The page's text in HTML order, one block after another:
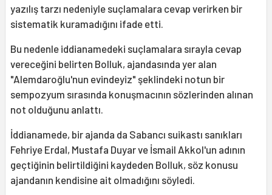
yazılış tarzı nedeniyle suçlamalara cevap verirken bir
sistematik kuramadığını ifade etti.
Bu nedenle iddianamedeki suçlamalara sırayla cevap
vereceğini belirten Bolluk, ajandasında yer alan
"Alemdaroğlu'nun evindeyiz" şeklindeki notun bir
sempozyum sırasında konuşmacının sözlerinden alınan
not olduğunu anlattı.
İddianamede, bir ajanda da Sabancı suikastı sanıkları
Fehriye Erdal, Mustafa Duyar ve İsmail Akkol'un adının
geçtiğinin belirtildiğini kaydeden Bolluk, söz konusu
ajandanın kendisine ait olmadığını söyledi.